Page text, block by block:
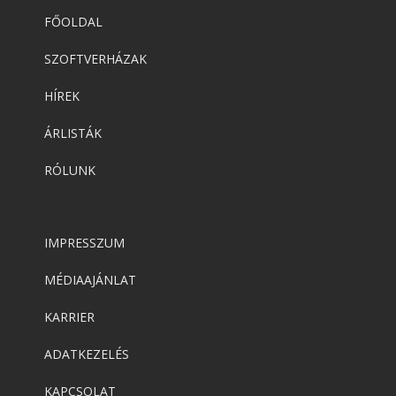
FŐOLDAL
SZOFTVERHÁZAK
HÍREK
ÁRLISTÁK
RÓLUNK
IMPRESSZUM
MÉDIAAJÁNLAT
KARRIER
ADATKEZELÉS
KAPCSOLAT